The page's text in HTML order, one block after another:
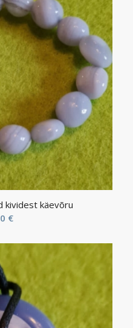
kividest käevõru
€